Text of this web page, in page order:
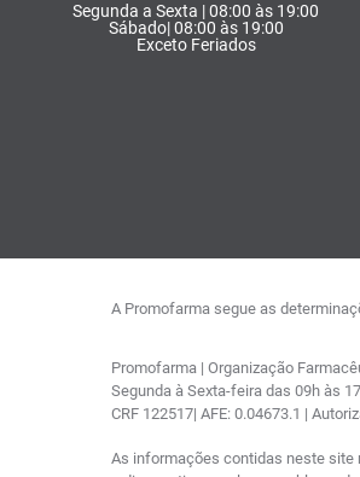
Segunda a Sexta | 08:00 às 19:00
Sábado| 08:00 às 19:00
Exceto Feriados
A Promofarma segue as
Promofarma | Organização
Segunda à Sexta-feira das 09h às
CRF 122517| AFE: 0.04673.1 |
As informações contidas neste site